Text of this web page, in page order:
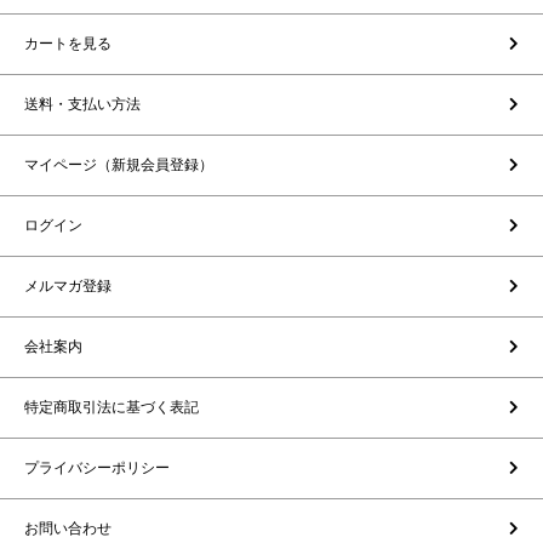
カートを見る
送料・支払い方法
マイページ（新規会員登録）
ログイン
メルマガ登録
会社案内
特定商取引法に基づく表記
プライバシーポリシー
お問い合わせ